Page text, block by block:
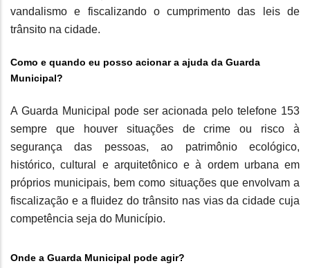
vandalismo e fiscalizando o cumprimento das leis de
trânsito na cidade.
Como e quando eu posso acionar a ajuda da Guarda
Municipal?
A Guarda Municipal pode ser acionada pelo telefone 153
sempre que houver situações de crime ou risco à
segurança das pessoas, ao patrimônio ecológico,
histórico, cultural e arquitetônico e à ordem urbana em
próprios municipais, bem como situações que envolvam a
fiscalização e a fluidez do trânsito nas vias da cidade cuja
competência seja do Município.
Onde a Guarda Municipal pode agir?